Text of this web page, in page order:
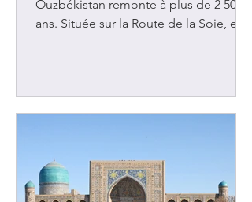
Ouzbékistan remonte à plus de 2 500
ans. Située sur la Route de la Soie, elle
plusieurs reprises. Les rois de Perse
l'ont envahie au 6e siècle av. J.-C. Deux
Grand qui a pris possession des lieux.
Des peuples voisins tels les Arabes et
les Turcs ont tour à tour imposés leurs